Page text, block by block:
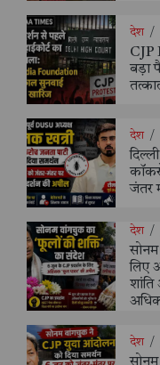
देश /
CJP
बड़ा
देश /
जंतर
देश /
लिए
शांति
देश /